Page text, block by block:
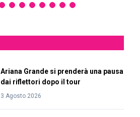
Ariana Grande si prenderà una pausa
dai riflettori dopo il tour
3 Agosto 2026